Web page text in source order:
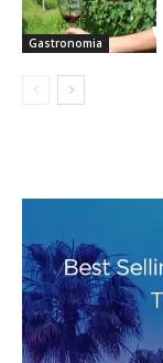
Gastronomia